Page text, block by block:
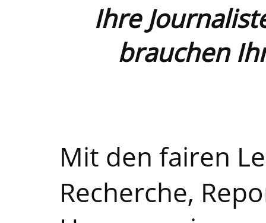
Ihre
brauchen
Mit den fairen
Recherche,